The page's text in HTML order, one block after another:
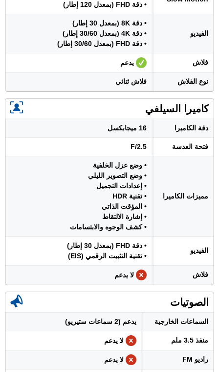
• دقة FHD (بمعدل 120 إطار)
الفيديو
• دقة 8K (بمعدل 30 إطار)
• دقة 4K (بمعدل 30/60 إطار)
• دقة FHD (بمعدل 30/60 إطار)
فلاش يدعم
نوع الفلاش فلاش ثنائي
كاميرا السيلفي
دقة الكاميرا 16 ميجابكسل
فتحة العدسة F/2.5
مميزات الكاميرا
• وضع عزل الخلفية
• وضع التصوير الليلي
• إعدادات التجميل
• تقنية HDR
• المؤقت الذاتي
• إشارة الالتقاط
• كشف الوجوه والابتسامات
الفيديو
• دقة FHD (بمعدل 30 إطار)
• تقنية التثبيت الرقمي (EIS)
فلاش لا يدعم
الصوتيات
السماعات الخارجية يدعم (2 سماعات ستيريو)
منفذ 3.5 ملم لا يدعم
راديو FM لا يدعم